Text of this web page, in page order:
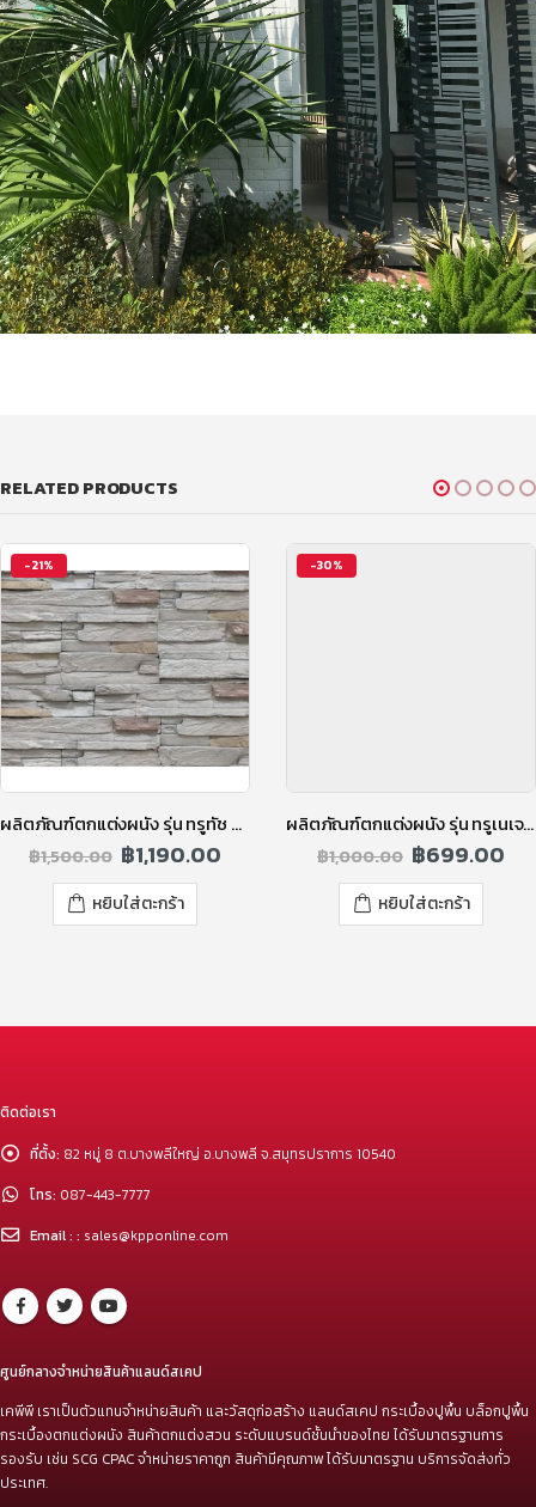
RELATED PRODUCTS
-21%
ผลิตภัณฑ์ตกแต่งผนัง รุ่น ทรูทัช ทูโทน สีคลาวดี้เกรย์
฿1,500.00 ฿1,190.00
หยิบใส่ตะกร้า
-30%
ผลิตภัณฑ์ตกแต่งผนัง รุ่น ทรูเนเจอร์ โอลด์บริค สีส้ม
฿1,000.00 ฿699.00
หยิบใส่ตะกร้า
ติดต่อเรา
ที่ตั้ง: 82 หมู่ 8 ต.บางพลีใหญ่ อ.บางพลี จ.สมุทรปราการ 10540
โทร: 087-443-7777
Email : : sales@kpponline.com
ศูนย์กลางจำหน่ายสินค้าแลนด์สเคป
เคพีพี เราเป็นตัวแทนจำหน่ายสินค้า และวัสดุก่อสร้าง แลนด์สเคป กระเบื้องปูพื้น บล็อกปูพื้น
กระเบื้องตกแต่งผนัง สินค้าตกแต่งสวน ระดับแบรนด์ชั้นนำของไทย ได้รับมาตรฐานการ
รองรับ เช่น SCG CPAC จำหน่ายราคาถูก สินค้ามีคุณภาพ ได้รับมาตรฐาน บริการจัดส่งทั่ว
ประเทศ.